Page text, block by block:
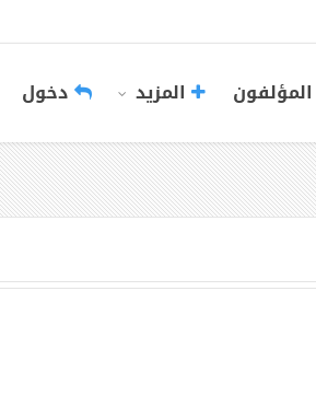
المؤلفون المزيد دخول